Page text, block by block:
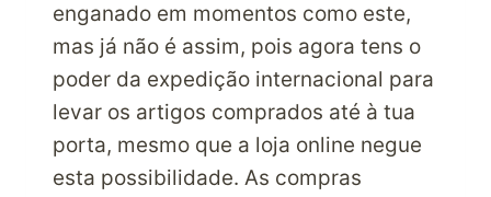
enganado em momentos como este,
mas já não é assim, pois agora tens o
poder da expedição internacional para
levar os artigos comprados até à tua
porta, mesmo que a loja online negue
esta possibilidade. As compras